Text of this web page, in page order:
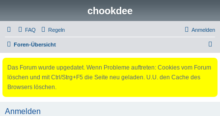
chookdee
FAQ Regeln Anmelden
Foren-Übersicht
Das Forum wurde upgedatet. Wenn Probleme auftreten: Cookies vom Forum
löschen und mit Ctrl/Strg+F5 die Seite neu geladen. U.U. den Cache des
Browsers löschen.
Anmelden